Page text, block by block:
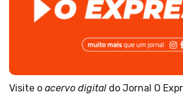
Visite o acervo digital do Jornal O